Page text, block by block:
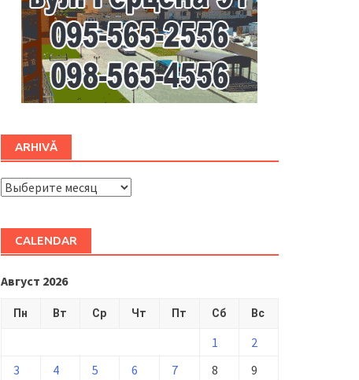
ARHIVĂ
ARHIVĂ
CALENDAR
Август 2026
Пн Вт Ср Чт Пт Сб Вс
1
2
3
4 5 6 7 8
9